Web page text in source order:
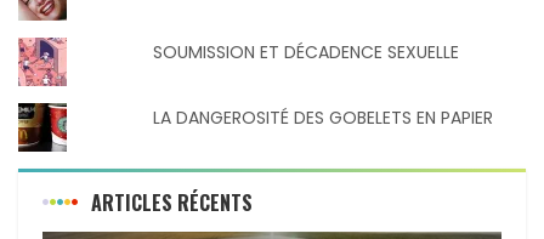
SOUMISSION ET DÉCADENCE SEXUELLE
LA DANGEROSITÉ DES GOBELETS EN PAPIER
ARTICLES RÉCENTS